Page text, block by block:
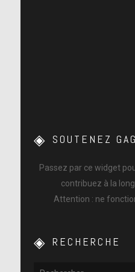
SOUTENEZ
Passez par ce widget
contribuez à la
Attention : ne
RECHERCHE